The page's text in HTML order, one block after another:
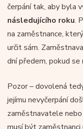
čerpání tak, aby byla
následujícího roku.
na zaměstnance,
určit sám.
dní předem, pokud se
Pozor – dovolená
jejímu nevyčerpání
zaměstnavatele
musí být zaměstnanci